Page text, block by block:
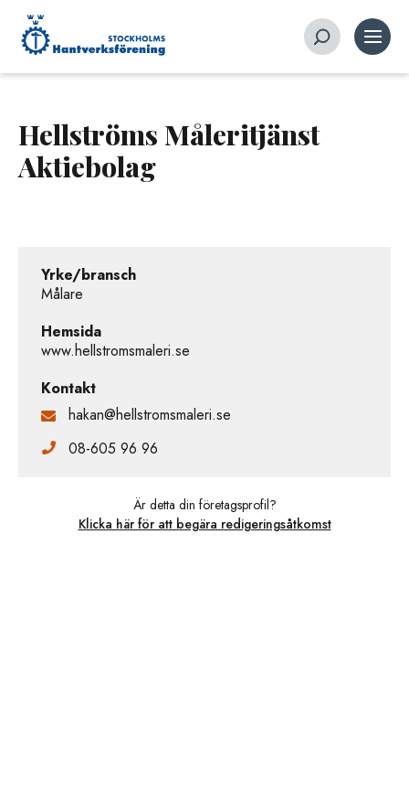
Hellströms Måleritjänst
Aktiebolag
Yrke/bransch
Målare
Hemsida
www.hellstromsmaleri.se
Kontakt
hakan@hellstromsmaleri.se
08-605 96 96
Är detta din företagsprofil?
Klicka här för att begära redigeringsåtkomst